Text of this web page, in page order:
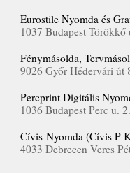
Eurostile Nyomda és
1037 Budapest Törökkő
Fénymásolda,
9026 Győr Hédervári út
Percprint Digitális
1036 Budapest Perc u. 2.
Cívis-Nyomda (Cívis P
4033 Debrecen Veres